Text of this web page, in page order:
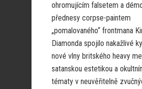
ohromujícím falsetem a
přednesy corpse-paintem
„pomalovaného“ frontmana
Diamonda spojilo nakažlivé
nové vlny britského heavy
satanskou estetikou a
tématy v neuvěřitelně